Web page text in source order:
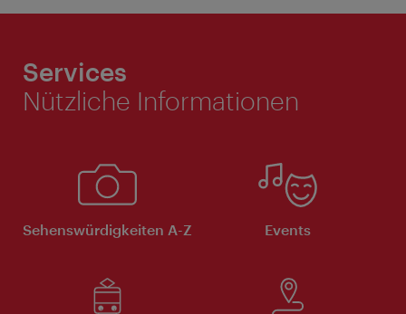
Services
Nützliche Informationen
Sehenswürdigkeiten A-Z Events